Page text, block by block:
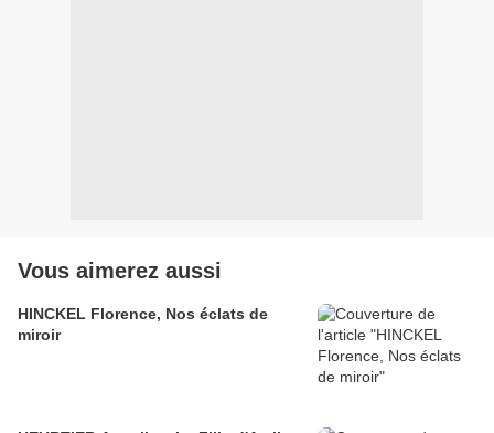
Vous aimerez aussi
HINCKEL Florence, Nos éclats de
miroir